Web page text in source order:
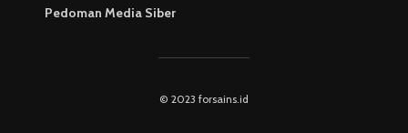
Pedoman Media Siber
© 2023 forsains.id